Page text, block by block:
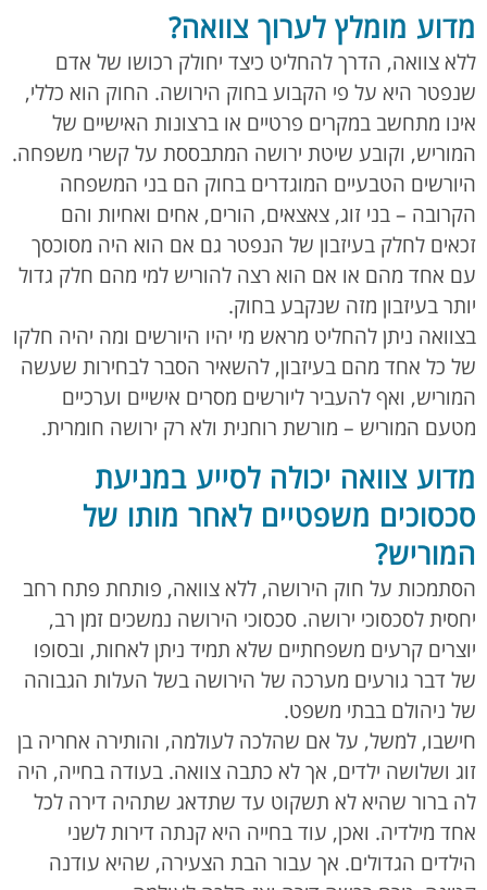
מדוע מומלץ לערוך צוואה?
ללא צוואה, הדרך להחליט כיצד יחולק רכושו של אדם
שנפטר היא על פי הקבוע בחוק הירושה. החוק הוא כללי,
אינו מתחשב במקרים פרטיים או ברצונות האישיים של
המוריש, וקובע שיטת ירושה המתבססת על קשרי משפחה.
היורשים הטבעיים המוגדרים בחוק הם בני המשפחה
הקרובה – בני זוג, צאצאים, הורים, אחים ואחיות והם
זכאים לחלק בעיזבון של הנפטר גם אם הוא היה מסוכסך
עם אחד מהם או אם הוא רצה להוריש למי מהם חלק גדול
יותר בעיזבון מזה שנקבע בחוק.
בצוואה ניתן להחליט מראש מי יהיו היורשים ומה יהיה חלקו
של כל אחד מהם בעיזבון, להשאיר הסבר לבחירות שעשה
המוריש, ואף להעביר ליורשים מסרים אישיים וערכיים
מטעם המוריש – מורשת רוחנית ולא רק ירושה חומרית.
מדוע צוואה יכולה לסייע במניעת
סכסוכים משפטיים לאחר מותו של
המוריש?
הסתמכות על חוק הירושה, ללא צוואה, פותחת פתח רחב
יחסית לסכסוכי ירושה. סכסוכי הירושה נמשכים זמן רב,
יוצרים קרעים משפחתיים שלא תמיד ניתן לאחות, ובסופו
של דבר גורעים מערכה של הירושה בשל העלות הגבוהה
של ניהולם בבתי משפט.
חישבו, למשל, על אם שהלכה לעולמה, והותירה אחריה בן
זוג ושלושה ילדים, אך לא כתבה צוואה. בעודה בחייה, היה
לה ברור שהיא לא תשקוט עד שתדאג שתהיה דירה לכל
אחד מילדיה. ואכן, עוד בחייה היא קנתה דירות לשני
הילדים הגדולים. אך עבור הבת הצעירה, שהיא עודנה